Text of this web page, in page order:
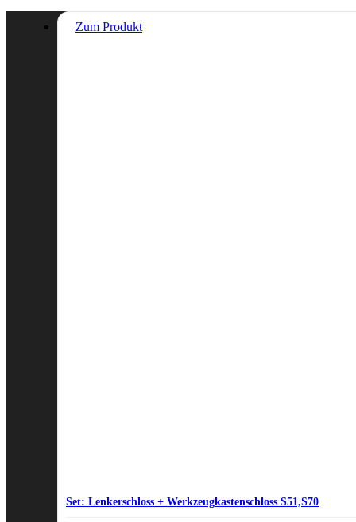
Zum Produkt
Set: Lenkerschloss + Werkzeugkastenschloss S51,S70